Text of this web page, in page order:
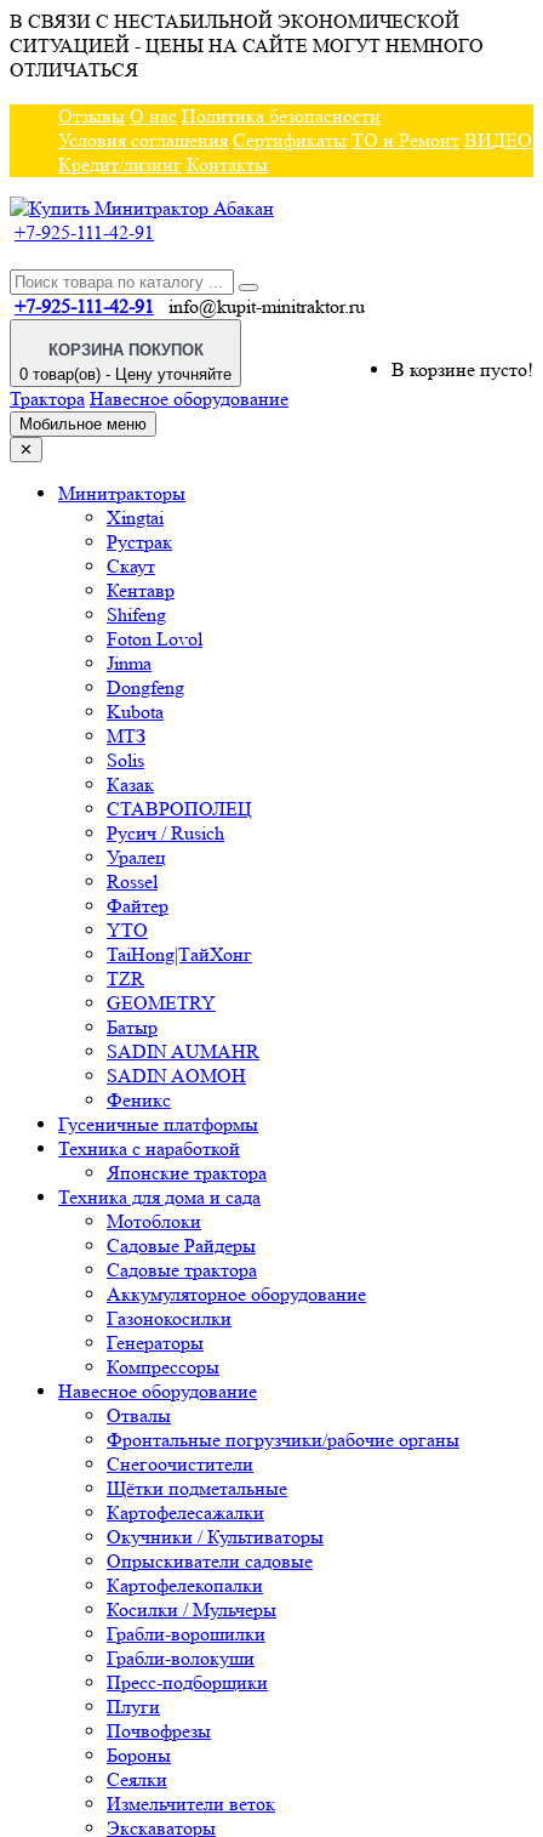
В СВЯЗИ С НЕСТАБИЛЬНОЙ ЭКОНОМИЧЕСКОЙ
СИТУАЦИЕЙ - ЦЕНЫ НА САЙТЕ МОГУТ НЕМНОГО
ОТЛИЧАТЬСЯ
Отзывы О нас Политика безопасности
Условия соглашения Сертификаты ТО и Ремонт ВИДЕО
Кредит/лизинг Контакты
+7-925-111-42-91
+7-925-111-42-91 info@kupit-minitraktor.ru
КОРЗИНА ПОКУПОК
0 товар(ов) - Цену уточняйте
В корзине пусто!
Трактора Навесное оборудование
Мобильное меню
✕
Минитракторы
Xingtai
Рустрак
Скаут
Кентавр
Shifeng
Foton Lovol
Jinma
Dongfeng
Kubota
МТЗ
Solis
Казак
СТАВРОПОЛЕЦ
Русич / Rusich
Уралец
Rossel
Файтер
YTO
TaiHong|ТайХонг
TZR
GEOMETRY
Батыр
SADIN AUMAHR
SADIN AOMOH
Феникс
Гусеничные платформы
Техника с наработкой
Японские трактора
Техника для дома и сада
Мотоблоки
Садовые Райдеры
Садовые трактора
Аккумуляторное оборудование
Газонокосилки
Генераторы
Компрессоры
Навесное оборудование
Отвалы
Фронтальные погрузчики/рабочие органы
Снегоочистители
Щётки подметальные
Картофелесажалки
Окучники / Культиваторы
Опрыскиватели садовые
Картофелекопалки
Косилки / Мульчеры
Грабли-ворошилки
Грабли-волокуши
Пресс-подборщики
Плуги
Почвофрезы
Бороны
Сеялки
Измельчители веток
Экскаваторы